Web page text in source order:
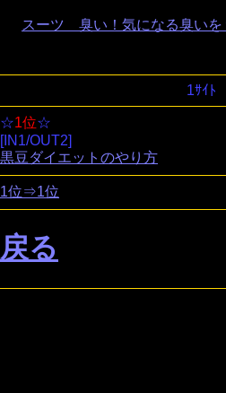
スーツ 臭い！気になる臭いを
1ｻｲﾄ
☆1位☆
[IN1/OUT2]
黒豆ダイエットのやり方
1位⇒1位
戻る